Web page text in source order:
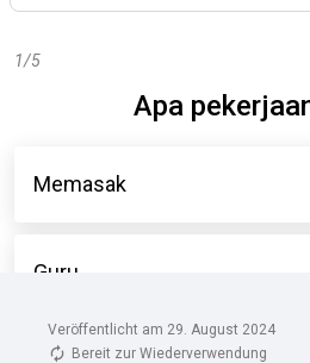
Veröffentlicht am 29. August 2024
Bereit zur Wiederverwendung